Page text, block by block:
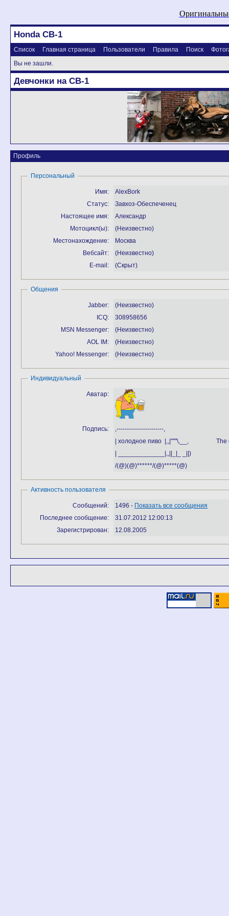
Honda CB-1
Список Главная страница Пользователи Правила Поиск
Вы не зашли.
Девчонки на CB-1
Профиль
Персональный
Имя:
AlexBork
Статус:
Завхоз-Обеспеченец
Настоящее имя:
Александр
Мотоцикл(ы):
(Неизвестно)
Местонахождение:
Москва
Вебсайт:
(Неизвестно)
E-mail:
(Скрыт)
Общения
Jabber:
(Неизвестно)
ICQ:
308958656
MSN Messenger:
(Неизвестно)
AOL IM:
(Неизвестно)
Yahoo! Messenger:
(Неизвестно)
Индивидуальный
Аватар:
Подпись:
| холодное пиво |,,|"""\,__, The
| _____________|,,||_|_ _||)
/(@)(@)******/(@)*****(@)
Активность пользователя
Сообщений: 1496 - Показать все сообщения
Последнее сообщение:
31.07.2012 12:00:13
Зарегистрирован:
12.08.2005